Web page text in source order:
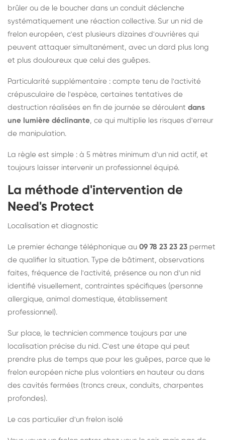
brûler ou de le boucher dans un conduit déclenche
systématiquement une réaction collective. Sur un nid de
frelon européen, c'est plusieurs dizaines d'ouvrières qui
peuvent attaquer simultanément, avec un dard plus long
et plus douloureux que celui des guêpes.
Particularité supplémentaire : compte tenu de l'activité
crépusculaire de l'espèce, certaines tentatives de
destruction réalisées en fin de journée se déroulent dans
une lumière déclinante, ce qui multiplie les risques d'erreur
de manipulation.
La règle est simple : à 5 mètres minimum d'un nid actif, et
toujours laisser intervenir un professionnel équipé.
La méthode d'intervention de
Need's Protect
Localisation et diagnostic
Le premier échange téléphonique au 09 78 23 23 23 permet
de qualifier la situation. Type de bâtiment, observations
faites, fréquence de l'activité, présence ou non d'un nid
identifié visuellement, contraintes spécifiques (personne
allergique, animal domestique, établissement
professionnel).
Sur place, le technicien commence toujours par une
localisation précise du nid. C'est une étape qui peut
prendre plus de temps que pour les guêpes, parce que le
frelon européen niche plus volontiers en hauteur ou dans
des cavités fermées (troncs creux, conduits, charpentes
profondes).
Le cas particulier d'un frelon isolé